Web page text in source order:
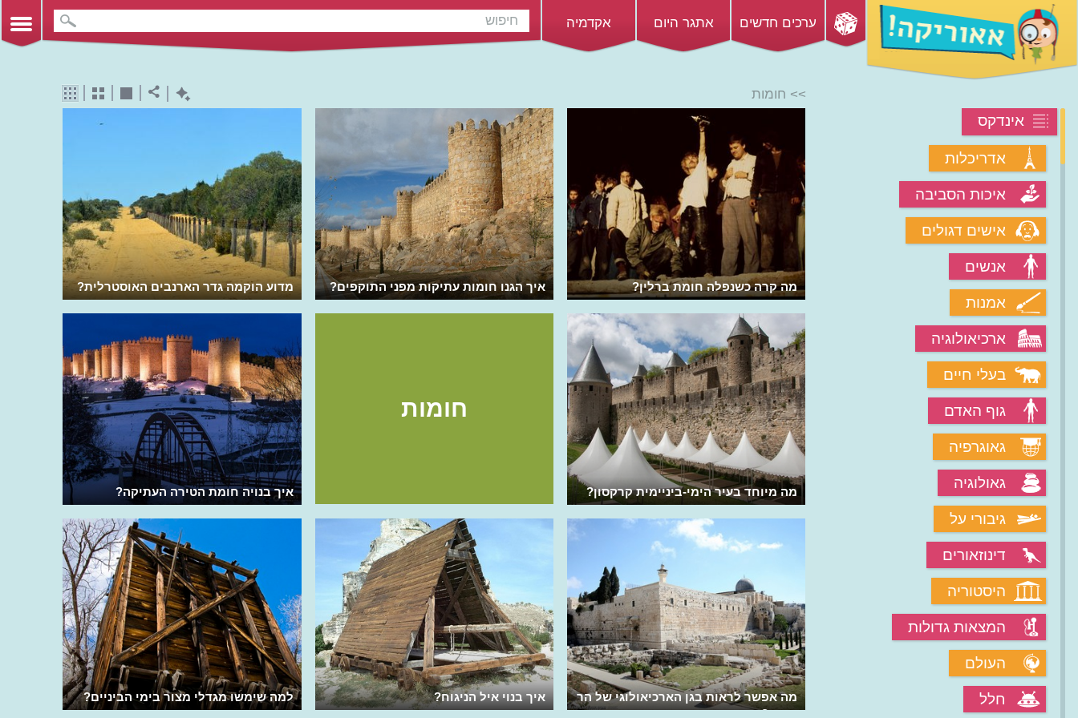
ערכים חדשים אתגר היום אקדמיה
אינדקס
אדריכלות
איכות הסביבה
אישים דגולים
אנשים
אמנות
ארכיאולוגיה
בעלי חיים
גוף האדם
גאוגרפיה
גאולוגיה
גיבורי על
דינוזאורים
היסטוריה
המצאות גדולות
העולם
חלל
>> חומות
מדוע הוקמה גדר הארנבים האוסטרלית? איך הגנו חומות עתיקות מפני התוקפים? מה קרה כשנפלה חומת ברלין?
איך בנויה חומת הטירה העתיקה?
חומות
מה מיוחד בעיר הימי-ביניימית קרקסון?
למה שימשו מגדלי מצור בימי הביניים? איך בנוי איל הניגוח?
מה אפשר לראות בגן הארכיאולוגי של הר
הבית?
איך קידם כיבוש קונסטנטינופול את
האנושות?
מהי דרך בימיני?
מהי החומה הסינית, החומה הארוכה
בעולם?